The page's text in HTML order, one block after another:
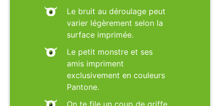
Le bruit au déroulage peut
varier légèrement selon la
surface imprimée.
Le petit monstre et ses
amis impriment
exclusivement en couleurs
Pantone.
On te file un coup de griffe